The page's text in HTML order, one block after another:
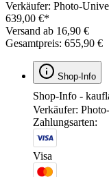
Verkäufer: Photo-
639,00 €*
Versand ab 16,90 €
Gesamtpreis: 655,90 €
Shop-Info
Shop-Info -
Verkäufer:
Zahlungsarten:
Visa